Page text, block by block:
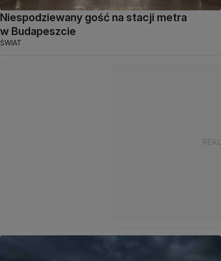
Niespodziewany gość na stacji metra
w Budapeszcie
ŚWIAT